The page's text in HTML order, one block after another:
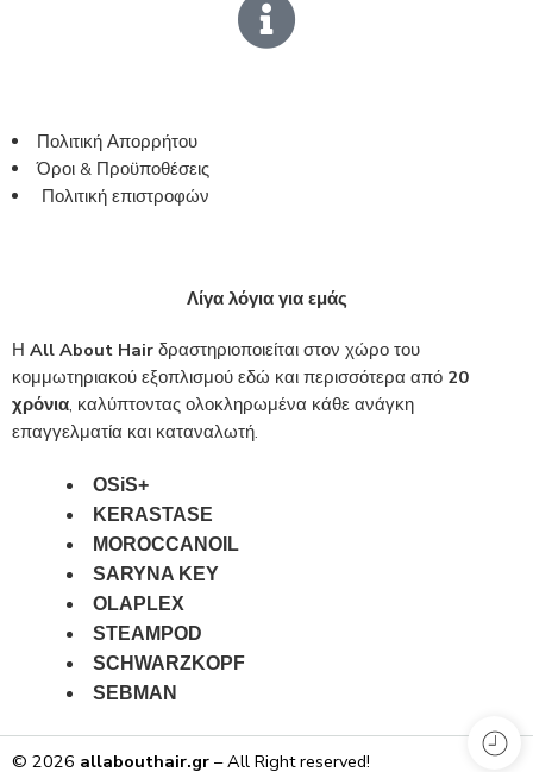
Πολιτική Απορρήτου
Όροι & Προϋποθέσεις
Πολιτική επιστροφών
Λίγα λόγια για εμάς
Η All About Hair δραστηριοποιείται στον χώρο του
κομμωτηριακού εξοπλισμού εδώ και περισσότερα από 20
χρόνια, καλύπτοντας ολοκληρωμένα κάθε ανάγκη
επαγγελματία και καταναλωτή.
OSiS+
KERASTASE
MOROCCANOIL
SARYNA KEY
OLAPLEX
STEAMPOD
SCHWARZKOPF
SEBMAN
© 2026 allabouthair.gr – All Right reserved!